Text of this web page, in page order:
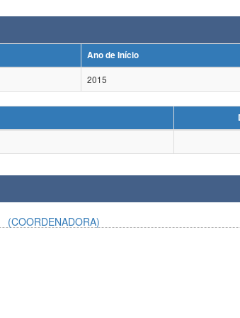
Ano de Início
2015
(COORDENADORA)